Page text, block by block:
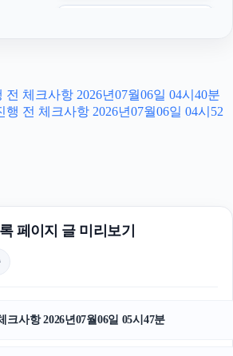
수원변호사
은평구하수구막힘
체크사항 2026년07월06일 04시40분
전 체크사항 2026년07월06일 04시52
페이지 글 미리보기
크사항 2026년07월06일 05시47분